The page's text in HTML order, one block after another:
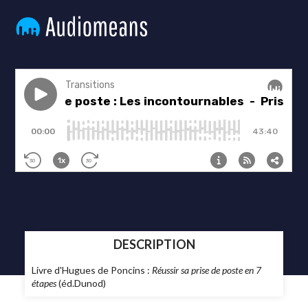
DESCRIPTION
Livre d'Hugues de Poncins : Réussir sa prise de poste en 7
étapes(éd.Dunod)